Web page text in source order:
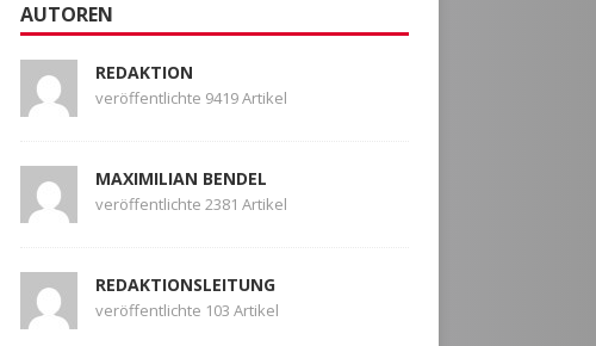
AUTOREN
REDAKTION
veröffentlichte 9419 Artikel
MAXIMILIAN BENDEL
veröffentlichte 2381 Artikel
REDAKTIONSLEITUNG
veröffentlichte 103 Artikel